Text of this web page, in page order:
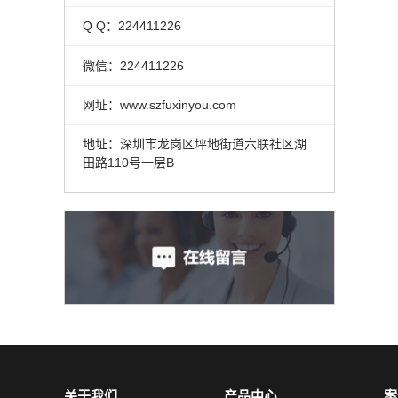
Q Q：224411226
微信：224411226
网址：www.szfuxinyou.com
地址：深圳市龙岗区坪地街道六联社区湖
田路110号一层B